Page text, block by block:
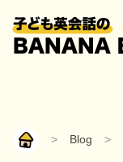
> Blog >